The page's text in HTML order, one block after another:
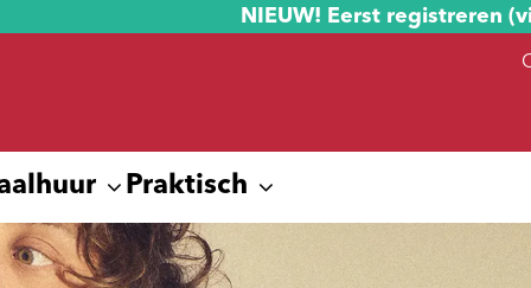
NIEUW! Eerst registreren
Praktisch